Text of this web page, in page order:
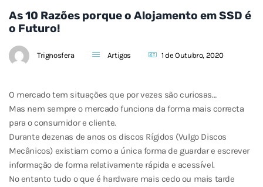
As 10 Razões porque o Alojamento em SSD é
o Futuro!
Trignosfera Artigos 1 de Outubro, 2020
O mercado tem situações que por vezes são curiosas…
Mas nem sempre o mercado funciona da forma mais correcta
para o consumidor e cliente.
Durante dezenas de anos os discos Rígidos (Vulgo Discos
Mecânicos) existiam como a única forma de guardar e escrever
informação de forma relativamente rápida e acessível.
No entanto tudo o que é hardware mais cedo ou mais tarde